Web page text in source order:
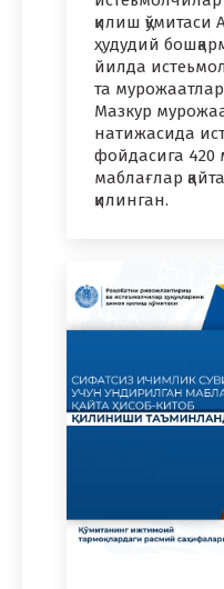
қилиш
ҳудудий
йилда
та
Мазкур
натижасида
фойдасига 420
маблағлар
қилинган.